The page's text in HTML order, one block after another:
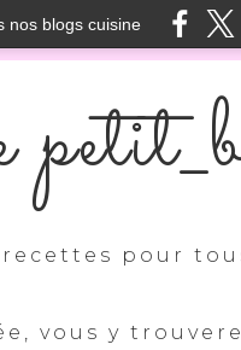
nos blogs cuisine
pour
vous y